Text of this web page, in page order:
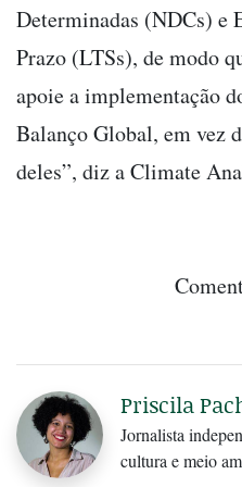
Determinadas (NDCs) e
Prazo (LTSs), de modo
apoie a implementação
Balanço Global, em vez
deles”, diz a Climate
Priscila
Jornalista
cultura e meio